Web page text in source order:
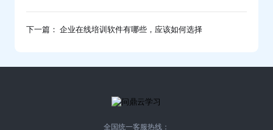
下一篇： 企业在线培训软件有哪些，应该如何选择
全国统一客服热线：